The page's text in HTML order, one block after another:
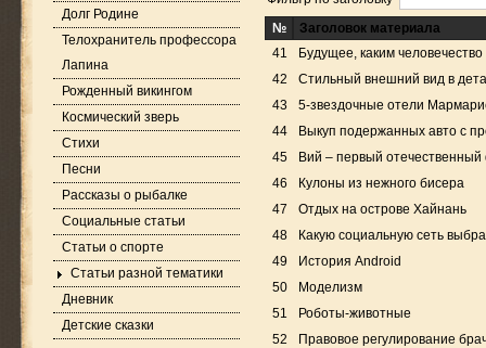
Долг Родине
Телохранитель профессора
Лапина
Рожденный викингом
Космический зверь
Стихи
Песни
Рассказы о рыбалке
Социальные статьи
Статьи о спорте
Статьи разной тематики
Дневник
Детские сказки
№
Заголовок материала
41
Будущее, каким
42
Стильный внешний вид в
43
5-звездочные отели
44
Выкуп подержанных авто с
45
Вий – первый
46
Кулоны из нежного бисера
47
Отдых на острове Хайнань
48
Какую социальную сеть
49
История Android
50
Моделизм
51
Роботы-животные
52
Правовое регулирование